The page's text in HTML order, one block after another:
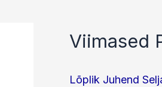
Viimased
Lõplik Juhend